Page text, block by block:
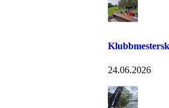
24.06.2026